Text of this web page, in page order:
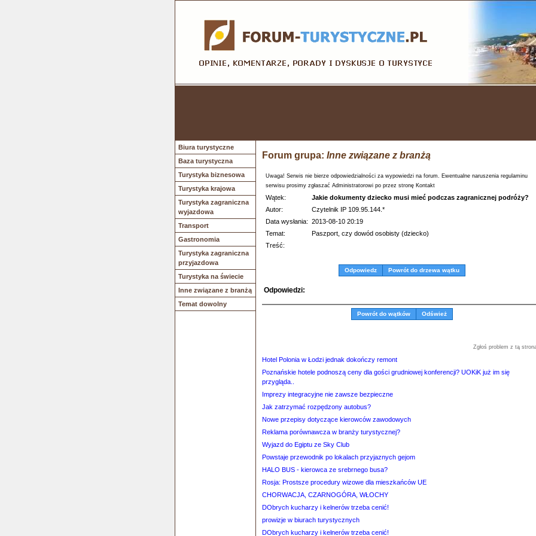
Biura turystyczne
Baza turystyczna
Turystyka biznesowa
Turystyka krajowa
Turystyka zagraniczna
wyjazdowa
Transport
Gastronomia
Turystyka zagraniczna
przyjazdowa
Turystyka na świecie
Inne związane z branżą
Temat dowolny
Forum grupa: Inne związane z branżą
Uwaga! Serwis nie bierze odpowiedzialności za wypowiedzi na forum. Ewentualne naruszenia regulaminu
serwisu prosimy zgłaszać Administratorowi po przez stronę Kontakt
Wątek:
Jakie dokumenty dziecko musi mieć podczas zagranicznej podróży?
Autor:
Czytelnik IP 109.95.144.*
Data wysłania: 2013-08-10 20:19
Temat:
Paszport, czy dowód osobisty (dziecko)
Treść:
Odpowiedz Powrót do drzewa wątku
Odpowiedzi:
Powrót do wątków Odśwież
Zgłoś problem z tą
Hotel Polonia w Łodzi jednak dokończy remont
Poznańskie hotele podnoszą ceny dla gości grudniowej konferencji? UOKiK już im się
przygląda..
Imprezy integracyjne nie zawsze bezpieczne
Jak zatrzymać rozpędzony autobus?
Nowe przepisy dotyczące kierowców zawodowych
Reklama porównawcza w branży turystycznej?
Wyjazd do Egiptu ze Sky Club
Powstaje przewodnik po lokalach przyjaznych gejom
HALO BUS - kierowca ze srebrnego busa?
Rosja: Prostsze procedury wizowe dla mieszkańców UE
CHORWACJA, CZARNOGÓRA, WŁOCHY
DObrych kucharzy i kelnerów trzeba cenić!
prowizje w biurach turystycznych
DObrych kucharzy i kelnerów trzeba cenić!